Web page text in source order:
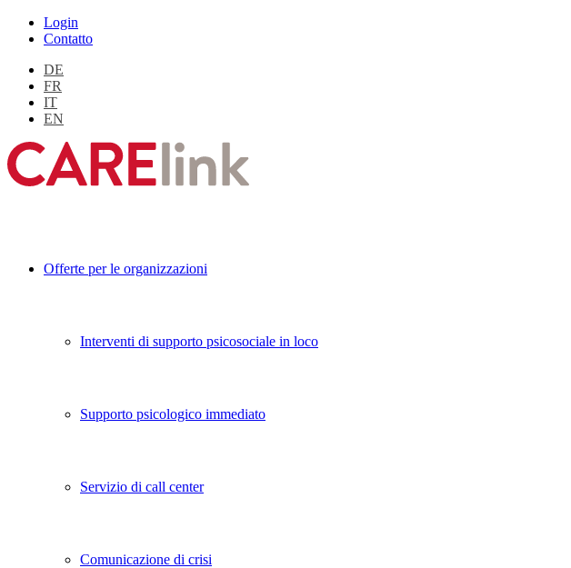
Login
Contatto
DE
FR
IT
EN
Offerte per le organizzazioni
Interventi di supporto psicosociale in loco
Supporto psicologico immediato
Servizio di call center
Comunicazione di crisi